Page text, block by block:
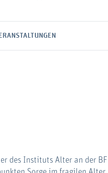
des Instituts Alter an der